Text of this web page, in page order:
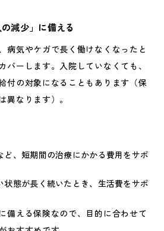
減少」に備える
病気やケガで長く働けなくなったと
バーします。入院していなくても、
付の対象になることもあります（保
異なります）。
ど、短期間の治療にかかる費用をサポ
状態が長く続いたとき、生活費をサポ
備える保険なので、目的に合わせて